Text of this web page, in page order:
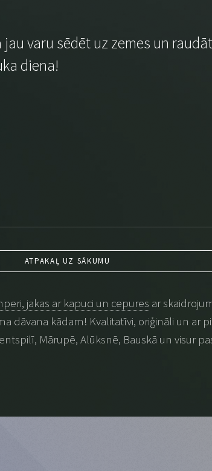
varu sēdēt uz zemes un
diena!
ATPAKAĻ UZ SĀKUMU
jakas ar kapuci un cepures ar
dāvana kādam! Kvalitatīvi, oriģināli un ar
Mārupē, Alūksnē, Bauskā un visur